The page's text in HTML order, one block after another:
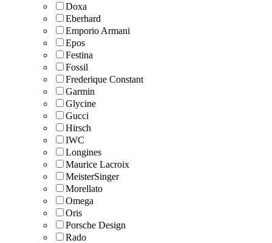
Doxa
Eberhard
Emporio Armani
Epos
Festina
Fossil
Frederique Constant
Garmin
Glycine
Gucci
Hirsch
IWC
Longines
Maurice Lacroix
MeisterSinger
Morellato
Omega
Oris
Porsche Design
Rado